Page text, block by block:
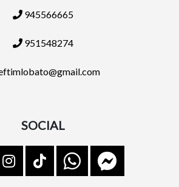
945566665
951548274
SOCIAL